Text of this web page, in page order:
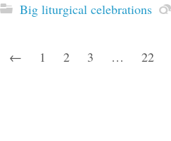
Big liturgical celebrations
← 1 2 3 … 22